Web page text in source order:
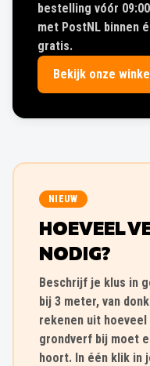
bestelling vóór
met PostNL binnen
gratis.
Bekijk onze
NIEUW
HOEVEEL
NODIG?
Beschrijf je klus in
bij 3 meter, van
rekenen uit
grondverf bij moet
hoort. In één klik in